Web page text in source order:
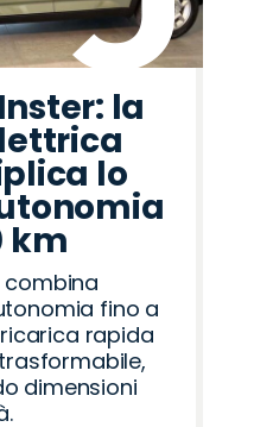
la
lo
km
combina
fino a
rapida
dimensioni